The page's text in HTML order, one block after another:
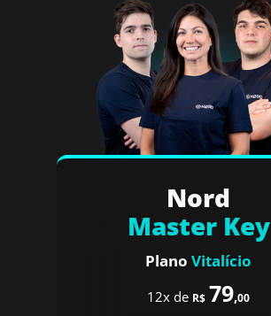
Nord
Master Key
Plano Vitalício
12x de R$ 79,00